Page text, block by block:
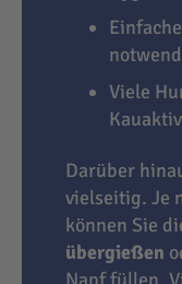
Viele
Darüber
vielseitig. Je
können Sie
übergießen